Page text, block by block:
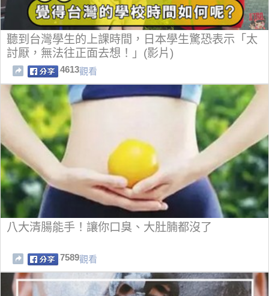
聽到台灣學生的上課時間，日本學生驚恐表示「太
討厭，無法往正面去想！」(影片)
4613觀看
八大清腸能手！讓你口臭、大肚腩都沒了
7589觀看